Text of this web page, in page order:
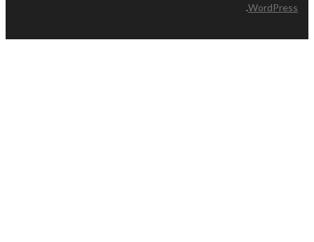
WordPress
.